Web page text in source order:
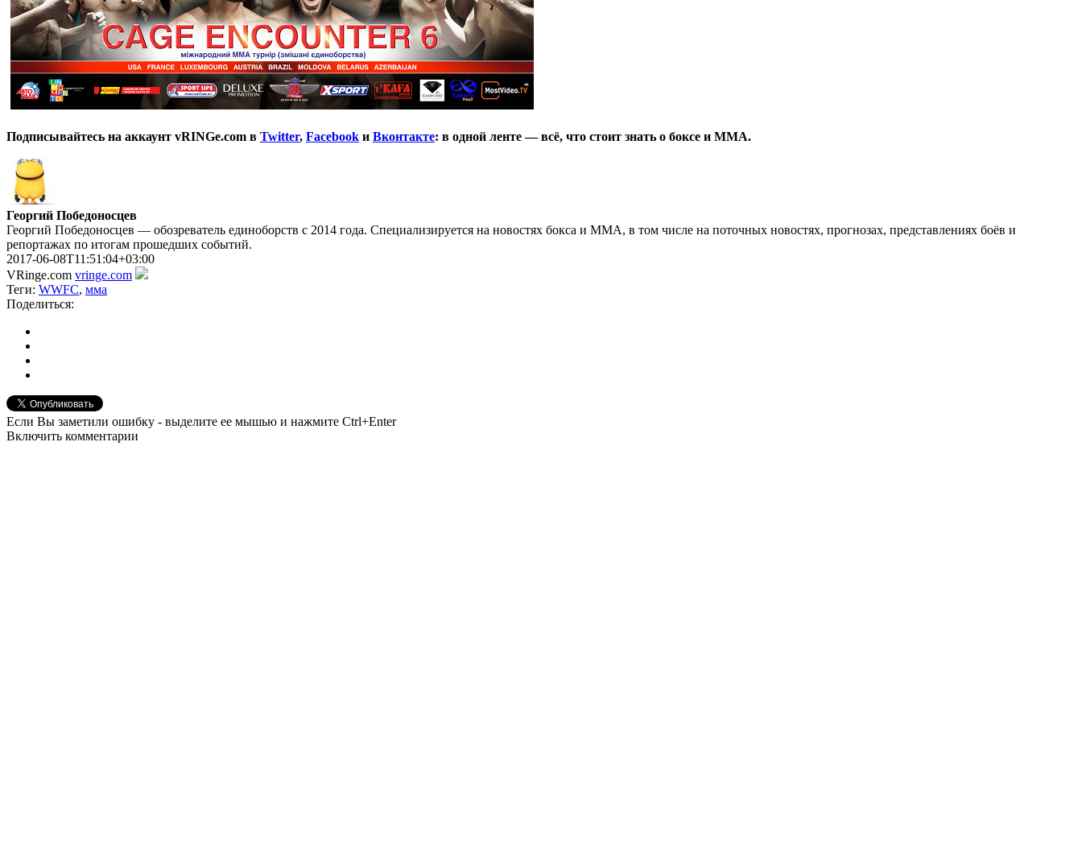
Подписывайтесь на аккаунт vRINGe.com в Twitter, Facebook и Вконтакте: в одной ленте — всё, что стоит знать о боксе и ММА.
Георгий Победоносцев
Георгий Победоносцев — обозреватель единоборств с 2014 года. Специализируется на новостях бокса и ММА, в том числе на поточных новостях, прогнозах, представлениях боёв и
репортажах по итогам прошедших событий.
2017-06-08T11:51:04+03:00
VRinge.com vringe.com
Теги: WWFC, мма
Поделиться:
Если Вы заметили ошибку - выделите ее мышью и нажмите Ctrl+Enter
Включить комментарии